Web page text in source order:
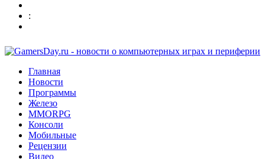
:
Главная
Новости
Программы
Железо
MMORPG
Консоли
Мобильные
Рецензии
Видео